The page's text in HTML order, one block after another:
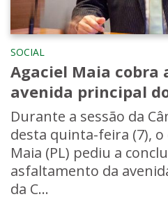
SOCIAL
Agaciel Maia cobra
avenida principal
Durante a sessão da
desta quinta-feira (7),
Maia (PL) pediu a
asfaltamento da
da C...